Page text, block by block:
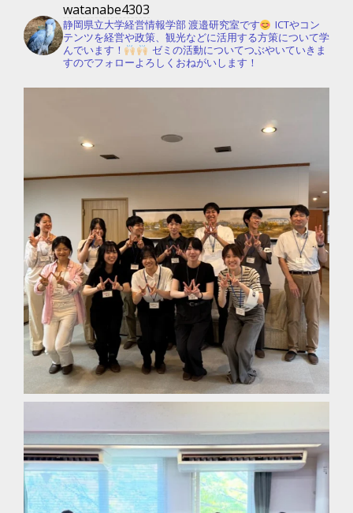
watanabe4303
静岡県立大学経営情報学部 渡邉研究室です
ICTやコン
テンツを経営や政策、観光などに活用する方策について学
んでいます！
ゼミの活動についてつぶやいていきま
すのでフォローよろしくおねがいします！